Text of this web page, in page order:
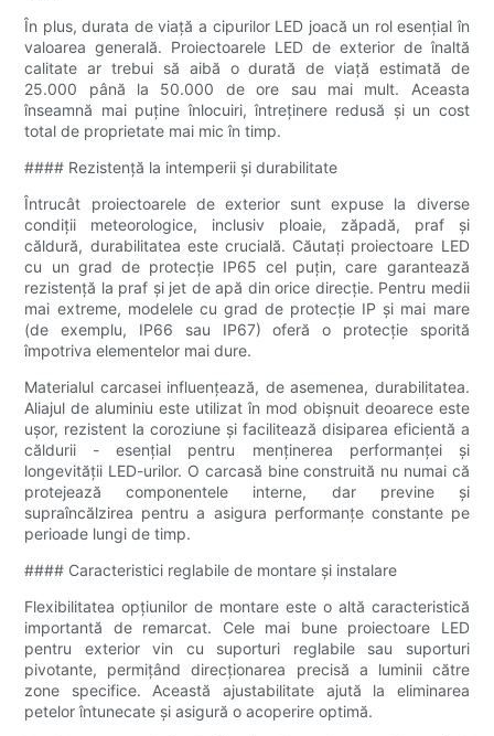
În plus, durata de viață a cipurilor LED joacă un rol esențial în
valoarea generală. Proiectoarele LED de exterior de înaltă
calitate ar trebui să aibă o durată de viață estimată de
25.000 până la 50.000 de ore sau mai mult. Aceasta
înseamnă mai puține înlocuiri, întreținere redusă și un cost
total de proprietate mai mic în timp.
#### Rezistență la intemperii și durabilitate
Întrucât proiectoarele de exterior sunt expuse la diverse
condiții meteorologice, inclusiv ploaie, zăpadă, praf și
căldură, durabilitatea este crucială. Căutați proiectoare LED
cu un grad de protecție IP65 cel puțin, care garantează
rezistență la praf și jet de apă din orice direcție. Pentru medii
mai extreme, modelele cu grad de protecție IP și mai mare
(de exemplu, IP66 sau IP67) oferă o protecție sporită
împotriva elementelor mai dure.
Materialul carcasei influențează, de asemenea, durabilitatea.
Aliajul de aluminiu este utilizat în mod obișnuit deoarece este
ușor, rezistent la coroziune și facilitează disiparea eficientă a
căldurii - esențial pentru menținerea performanței și
longevității LED-urilor. O carcasă bine construită nu numai că
protejează componentele interne, dar previne și
supraîncălzirea pentru a asigura performanțe constante pe
perioade lungi de timp.
#### Caracteristici reglabile de montare și instalare
Flexibilitatea opțiunilor de montare este o altă caracteristică
importantă de remarcat. Cele mai bune proiectoare LED
pentru exterior vin cu suporturi reglabile sau suporturi
pivotante, permițând direcționarea precisă a luminii către
zone specifice. Această ajustabilitate ajută la eliminarea
petelor întunecate și asigură o acoperire optimă.